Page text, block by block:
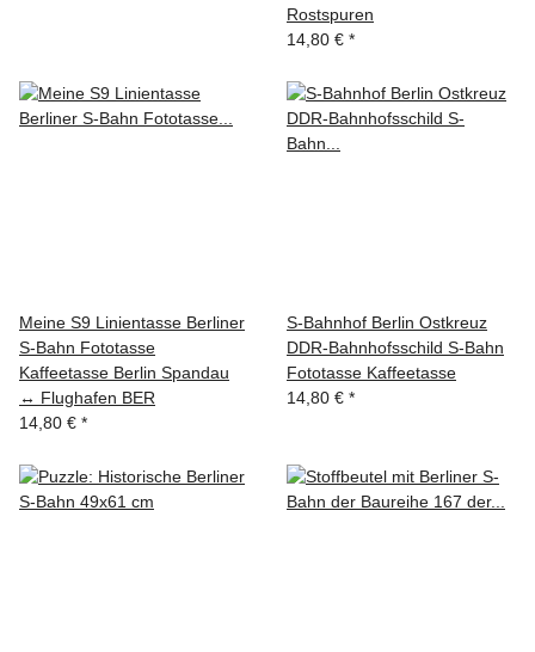
Rostspuren
14,80 € *
Meine S9 Linientasse Berliner
S-Bahn Fototasse
Kaffeetasse Berlin Spandau
↔ Flughafen BER
14,80 € *
S-Bahnhof Berlin Ostkreuz
DDR-Bahnhofsschild S-Bahn
Fototasse Kaffeetasse
14,80 € *